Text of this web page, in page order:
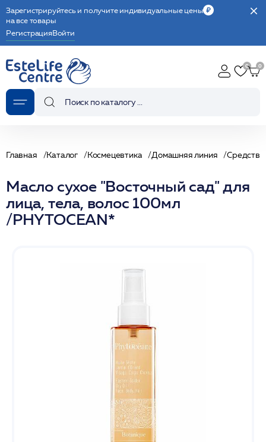
Зарегистрируйтесь и получите индивидуальные цены
на все товары
РегистрацияВойти
Главная Каталог Космецевтика Домашняя линия Средства
Масло сухое "Восточный сад" для
лица, тела, волос 100мл
/PHYTOCEAN*